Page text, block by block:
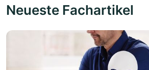
Neueste Fachartikel